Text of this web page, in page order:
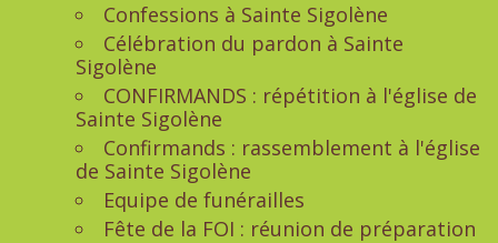
Confessions à Sainte Sigolène
Célébration du pardon à Sainte
Sigolène
CONFIRMANDS : répétition à l'église de
Sainte Sigolène
Confirmands : rassemblement à l'église
de Sainte Sigolène
Equipe de funérailles
Fête de la FOI : réunion de préparation